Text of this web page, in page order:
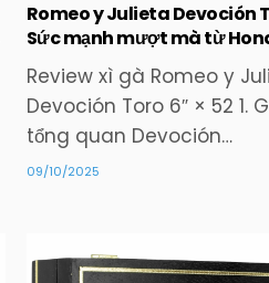
Romeo y Julieta Devoción
Sức mạnh mượt mà từ
Review xì gà Romeo y
Devoción Toro 6″ × 52 1.
tổng quan Devoción…
09/10/2025